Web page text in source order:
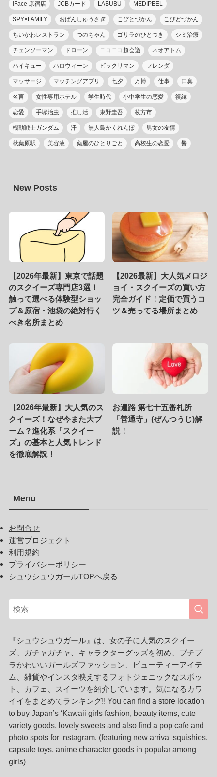
iFace 原宿店 JCBカード LABUBU MEDIPEEL
SPY×FAMILY おぱんしゅうさぎ こびとづかん こびどづかん
ちいかわレストラン つのちゃん ゴリラのひとつき シミ治療
チェンソーマン ドローン ニコニコ超会議 ネオアトム
ハイキュー ハロウィーン ビックリマン フレンダ
マッサージ マッチングアプリ 七夕 万博 仕事 口臭
名言 女性専用ホテル 学生時代 小中学生の恋愛 復縁
恋愛 手塚治虫 推し活 東野圭吾 枚方市
機動戦士ガンダム 汗 無人島かくれんぼ 男女の友情
秋葉原駅 美容液 薬屋のひとりごと 高校生の恋愛 鬱
New Posts
【2026年最新】東京で話題
のスクイーズ専門店3選！
触って選べる体験型ショッ
プ＆原宿・池袋の絶対行く
べき名所まとめ
【2026最新】大人気メロジ
ョイ・スクイーズの買い方
完全ガイド！定価で買うコ
ツ＆売ってる場所まとめ
【2026年最新】大人気のス
クイーズ！なぜ今また大ブ
ーム？進化系「スクイー
ズ」の基本と人気トレンド
を徹底解説！
お遍路 第七十五番札所
「善通寺」(ぜんつうじ)解
説！
Menu
お問合せ
運営プロジェクト
利用規約
プライバシーポリシー
シュウシュウガールTOPへ戻る
『シュウシュウガール』は、女の子に人気のスクイー
ズ、ガチャガチャ、キャラクターグッズを初め、プチプ
ラかわいいガールズファッション、ビューティーアイテ
ム、雑貨やインスタ映えするフォトジェニックなスポッ
ト、カフェ、スイーツを紹介しています。気になるカワ
イイをまとめてランキング!! You can find a store location
to buy Japan’s ‘Kawaii girls fashion, beauty items, cute
variety goods, lovely sweets and also find a pop cafe and
photo spots for Instagram. (featuring new arrival squishies,
capsule toys, anime character goods in popular among
girls)